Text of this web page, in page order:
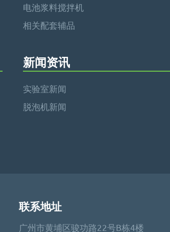
电池浆料搅拌机
相关配套辅品
新闻资讯
实验室新闻
脱泡机新闻
联系地址
广州市黄埔区骏功路22号B栋4楼